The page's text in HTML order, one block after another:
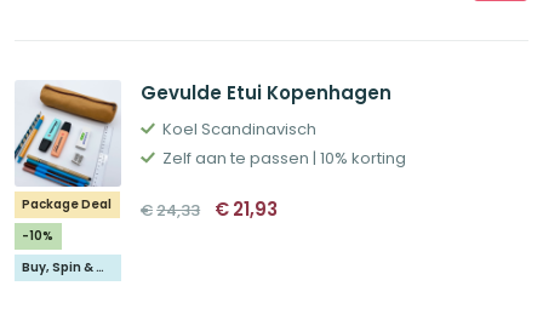
Package Deal
-10%
Buy, Spin & Win 🚙
Gevulde Etui Kopenhagen
Koel Scandinavisch
Zelf aan te passen | 10% korting
€24,33 Oorspronkelijke
prijs
€21,93